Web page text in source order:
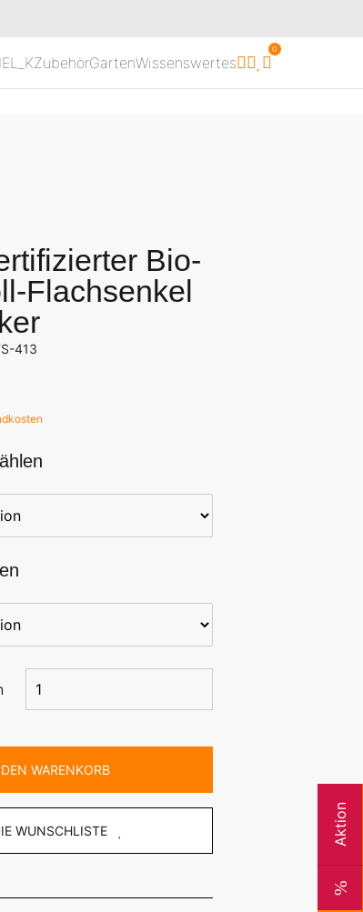
ZubehörGartenWissenswertes
0
Bio-
Flachsenkel
413
WARENKORB
WUNSCHLISTE Aktion